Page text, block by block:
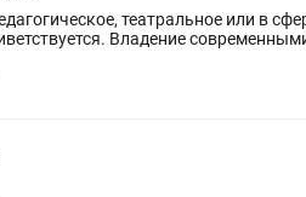
театральное или в сфере искусства будет
школьного возраста приветствуется. Владение